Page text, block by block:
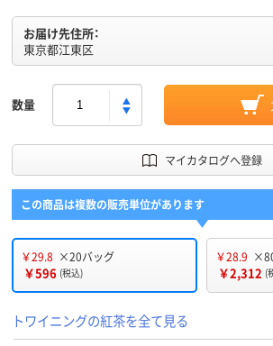
お届け先住所：
東京都江東区
数量
マイカタログへ登録
この商品は複数の販売単位があります
￥29.8 ×20バッグ
￥596 (税込)
￥28.9
￥2,312 (
トワイニングの紅茶を全て見る